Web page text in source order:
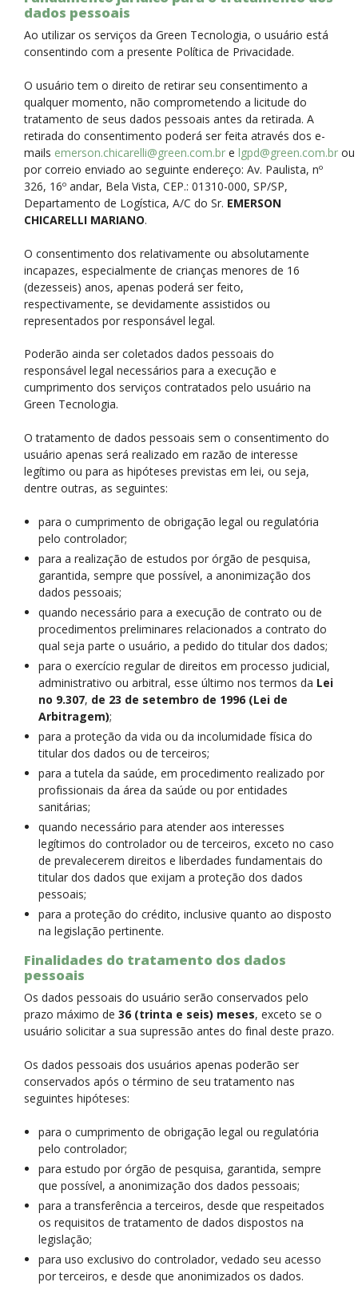
dados pessoais
Ao utilizar os serviços da Green Tecnologia, o usuário está
consentindo com a presente Política de Privacidade.
O usuário tem o direito de retirar seu consentimento a
qualquer momento, não comprometendo a licitude do
tratamento de seus dados pessoais antes da retirada. A
retirada do consentimento poderá ser feita através dos e-
mails emerson.chicarelli@green.com.br e lgpd@green.com.br ou
por correio enviado ao seguinte endereço: Av. Paulista, nº
326, 16º andar, Bela Vista, CEP.: 01310-000, SP/SP,
Departamento de Logística, A/C do Sr. EMERSON
CHICARELLI MARIANO.
O consentimento dos relativamente ou absolutamente
incapazes, especialmente de crianças menores de 16
(dezesseis) anos, apenas poderá ser feito,
respectivamente, se devidamente assistidos ou
representados por responsável legal.
Poderão ainda ser coletados dados pessoais do
responsável legal necessários para a execução e
cumprimento dos serviços contratados pelo usuário na
Green Tecnologia.
O tratamento de dados pessoais sem o consentimento do
usuário apenas será realizado em razão de interesse
legítimo ou para as hipóteses previstas em lei, ou seja,
dentre outras, as seguintes:
para o cumprimento de obrigação legal ou regulatória
pelo controlador;
para a realização de estudos por órgão de pesquisa,
garantida, sempre que possível, a anonimização dos
dados pessoais;
quando necessário para a execução de contrato ou de
procedimentos preliminares relacionados a contrato do
qual seja parte o usuário, a pedido do titular dos dados;
para o exercício regular de direitos em processo judicial,
administrativo ou arbitral, esse último nos termos da Lei
no 9.307, de 23 de setembro de 1996 (Lei de
Arbitragem);
para a proteção da vida ou da incolumidade física do
titular dos dados ou de terceiros;
para a tutela da saúde, em procedimento realizado por
profissionais da área da saúde ou por entidades
sanitárias;
quando necessário para atender aos interesses
legítimos do controlador ou de terceiros, exceto no caso
de prevalecerem direitos e liberdades fundamentais do
titular dos dados que exijam a proteção dos dados
pessoais;
para a proteção do crédito, inclusive quanto ao disposto
na legislação pertinente.
Finalidades do tratamento dos dados
pessoais
Os dados pessoais do usuário serão conservados pelo
prazo máximo de 36 (trinta e seis) meses, exceto se o
usuário solicitar a sua supressão antes do final deste prazo.
Os dados pessoais dos usuários apenas poderão ser
conservados após o término de seu tratamento nas
seguintes hipóteses:
para o cumprimento de obrigação legal ou regulatória
pelo controlador;
para estudo por órgão de pesquisa, garantida, sempre
que possível, a anonimização dos dados pessoais;
para a transferência a terceiros, desde que respeitados
os requisitos de tratamento de dados dispostos na
legislação;
para uso exclusivo do controlador, vedado seu acesso
por terceiros, e desde que anonimizados os dados.